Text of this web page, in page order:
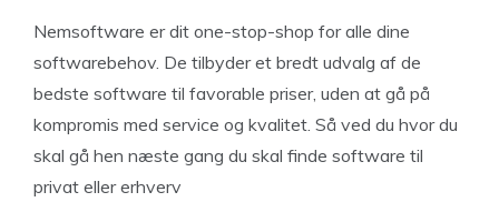
Nemsoftware er dit one-stop-shop for alle dine
softwarebehov. De tilbyder et bredt udvalg af de
bedste software til favorable priser, uden at gå på
kompromis med service og kvalitet. Så ved du hvor du
skal gå hen næste gang du skal finde software til
privat eller erhverv